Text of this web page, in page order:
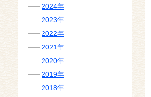
2024年
2023年
2022年
2021年
2020年
2019年
2018年